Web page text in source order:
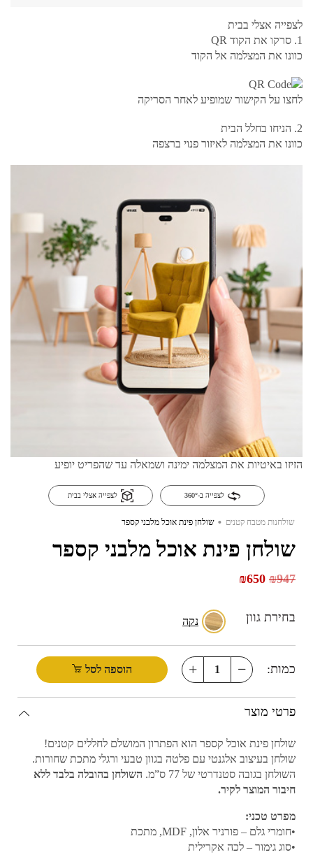
שולחנות מטבח קטנים . שולחן פינת אוכל מלבני קספר
שולחן פינת אוכל מלבני קספר
₪947
₪650
בחירת גוון נקה
כמות: הוספה לסל
פרטי מוצר
שולחן פינת אוכל קספר הוא הפתרון המושלם לחללים קטנים!
שולחן בעיצוב אלגנטי עם פלטה בגוון טבעי ורגלי מתכת שחורות.
השולחן בגובה סטנדרטי של 77 ס”מ.
השולחן בהובלה בלבד ללא
חיבור המוצר לקיר.
מפרט טכני:
•חומרי גלם – פורניר אלון, MDF, מתכת
•סוג גימור – לכה אקרילית
לצפייה אצלי בבית
1. סרקו את הקוד QR
כוונו את המצלמה אל הקוד
לחצו על הקישור שמופיע לאחר הסריקה
2. הניחו בחלל הבית
כוונו את המצלמה לאיזור פנוי ברצפה
הזיזו באיטיות את המצלמה ימינה ושמאלה עד שהפריט יופיע
לצפייה ב-360° לצפייה אצלי בבית